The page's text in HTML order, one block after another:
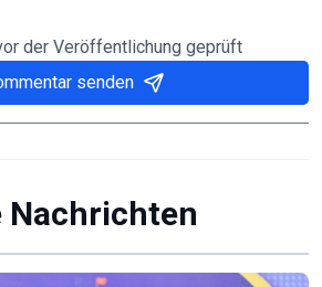
der Veröffentlichung geprüft
senden
Nachrichten